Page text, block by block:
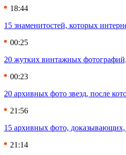
18:44
15 знаменитостей, которых
00:25
20 жутких винтажных
00:23
20 архивных фото звезд, после
21:56
15 архивных фото,
21:14